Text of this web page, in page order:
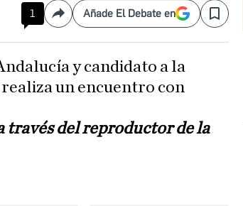
1 CompartirAñade El Debate en Save
un encuentro con
través del reproductor de la